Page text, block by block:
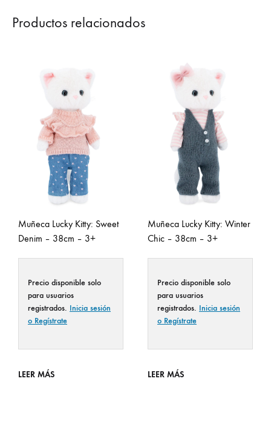
Productos relacionados
Muñeca Lucky Kitty: Sweet
Denim – 38cm – 3+
Precio disponible solo
para usuarios
registrados. Inicia sesión
o Regístrate
LEER MÁS
Muñeca Lucky Kitty: Winter
Chic – 38cm – 3+
Precio disponible solo
para usuarios
registrados. Inicia sesión
o Regístrate
LEER MÁS